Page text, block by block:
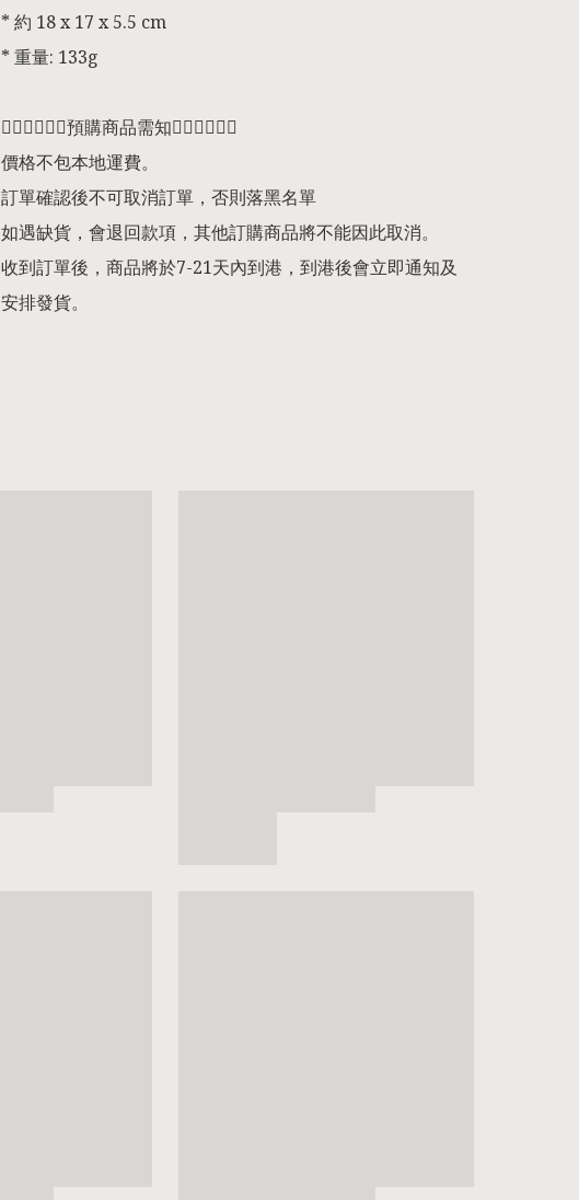
* 約 18 x 17 x 5.5 cm
* 重量: 133g
👇🏻👇🏻👇🏻預購商品需知👇🏻👇🏻👇🏻
價格不包本地運費。
訂單確認後不可取消訂單，否則落黑名單
如遇缺貨，會退回款項，其他訂購商品將不能因此取消。
收到訂單後，商品將於7-21天內到港，到港後會立即通知及
安排發貨。